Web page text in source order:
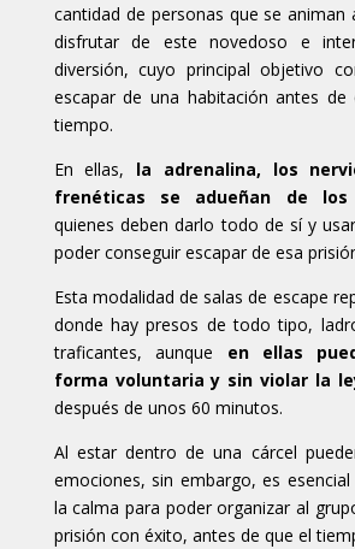
cantidad de personas que se animan
disfrutar de este novedoso e
diversión, cuyo principal objetivo
escapar de una habitación antes de
tiempo.
En ellas, la adrenalina, los
frenéticas se adueñan de los
quienes deben darlo todo de sí y
poder conseguir escapar de esa
Esta modalidad de salas de escape
donde hay presos de todo tipo,
traficantes, aunque en ellas
forma voluntaria y sin violar la
después de unos 60 minutos.
Al estar dentro de una cárcel
emociones, sin embargo, es
la calma para poder organizar al
prisión con éxito, antes de que el